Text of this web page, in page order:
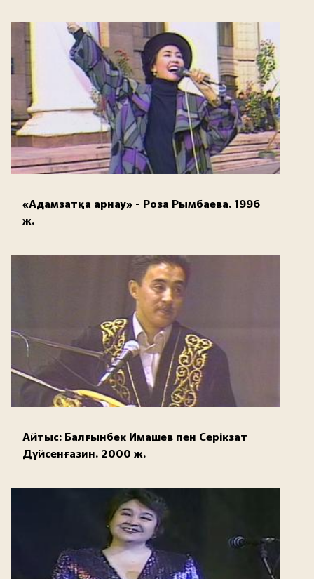
«Адамзатқа арнау» - Роза Рымбаева. 1996
ж.
Айтыс: Балғынбек Имашев пен Серікзат
Дүйсенғазин. 2000 ж.